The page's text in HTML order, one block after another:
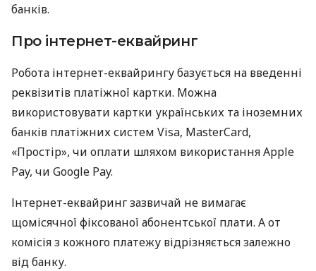
банків.
Про інтернет-еквайринг
Робота інтернет-еквайрингу базується на введенні
реквізитів платіжної картки. Можна
використовувати картки українських та іноземних
банків платіжних систем Visa, MasterCard,
«Простір», чи оплати шляхом використання Apple
Pay, чи Google Pay.
Інтернет-еквайринг зазвичай не вимагає
щомісячної фіксованої абонентської плати. А от
комісія з кожного платежу відрізняється залежно
від банку.